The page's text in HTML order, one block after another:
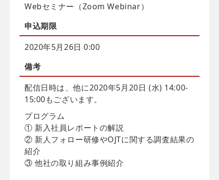
Webセミナー（Zoom Webinar）
申込期限
2020年5月26日 0:00
備考
配信日時は、他に2020年5月20日 (水) 14:00-
15:00もございます。
プログラム
① 新入社員レポートの解説
② 新人フォロー研修やOJTに関する調査結果の
紹介
③ 他社の取り組み事例紹介